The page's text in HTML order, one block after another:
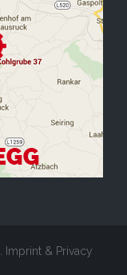
Imprint & Privacy